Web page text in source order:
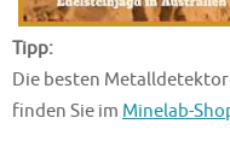
Tipp:
Die besten
finden Sie im Minelab-